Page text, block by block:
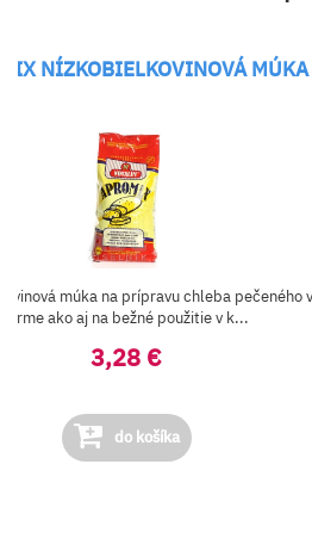
NÍZKOBIELKOVINOVÁ MÚKA
múka na prípravu chleba pečeného
forme ako aj na bežné použitie v k...
3,28 €
do košíka